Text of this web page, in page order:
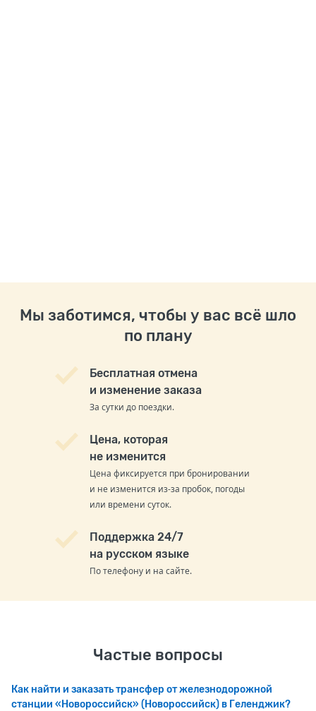
Мы заботимся, чтобы у вас всё шло
по плану
Бесплатная отмена
и изменение заказа
За сутки до поездки.
Цена, которая
не изменится
Цена фиксируется при бронировании
и не изменится из-за пробок, погоды
или времени суток.
Поддержка 24/7
на русском языке
По телефону и на сайте.
Частые вопросы
Как найти и заказать трансфер от железнодорожной
станции «Новороссийск» (Новороссийск) в Геленджик?